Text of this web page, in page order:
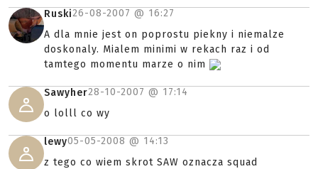
Ruski26-08-2007 @ 16:27
A dla mnie jest on poprostu piekny i niemalze
doskonaly. Mialem minimi w rekach raz i od
tamtego momentu marze o nim
Sawyher28-10-2007 @ 17:14
o lolll co wy
lewy05-05-2008 @ 14:13
z tego co wiem skrot SAW oznacza squad